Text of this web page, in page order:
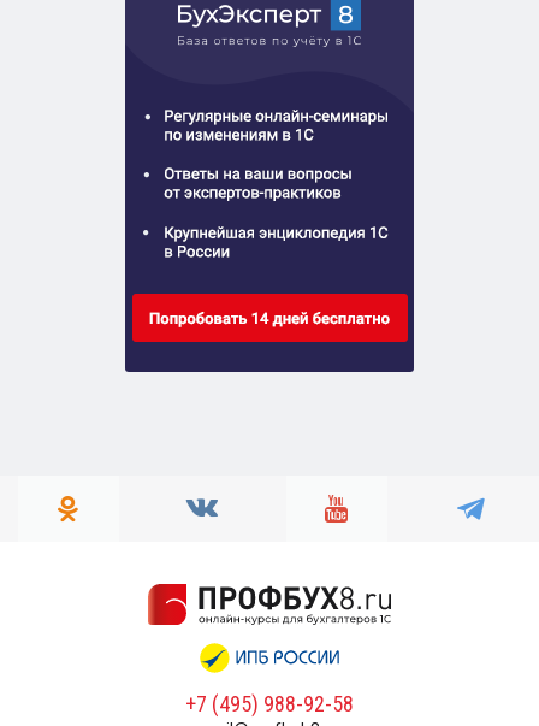
+7 (495) 988-92-58